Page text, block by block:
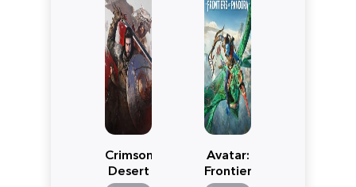
Crimson
Desert
Avatar:
Frontiers